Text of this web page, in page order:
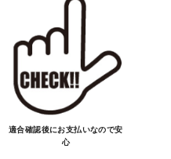
一旦ご注文のお手
認を行い、商品が愛
から決済となりま
適合確認後にお支払いなので安
心